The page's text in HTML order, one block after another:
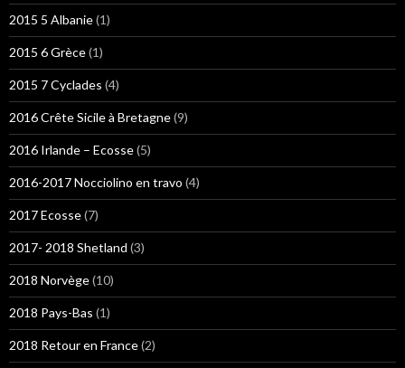
2015 5 Albanie(1)
2015 6 Grèce(1)
2015 7 Cyclades (4)
2016 Crête Sicile à Bretagne(9)
2016 Irlande – Ecosse(5)
2016-2017 Nocciolino en travo (4)
2017 Ecosse(7)
2017- 2018 Shetland (3)
2018 Norvège(10)
2018 Pays-Bas (1)
2018 Retour en France(2)